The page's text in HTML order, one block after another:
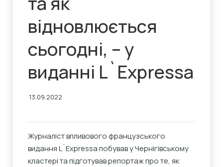
відновлюється
сьогодні, – у
виданні L`Expressa
13.09.2022
Журналіст впливового французського
видання L`Expressa побував у Чернігівському
кластері та підготував репортаж про те, як